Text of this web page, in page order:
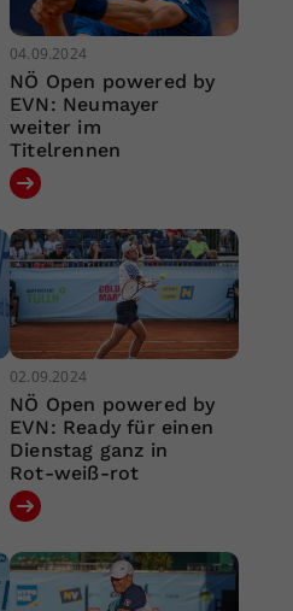
04.09.2024
NÖ Open powered by
EVN: Neumayer
weiter im
Titelrennen
02.09.2024
NÖ Open powered by
EVN: Ready für einen
Dienstag ganz in
Rot-weiß-rot